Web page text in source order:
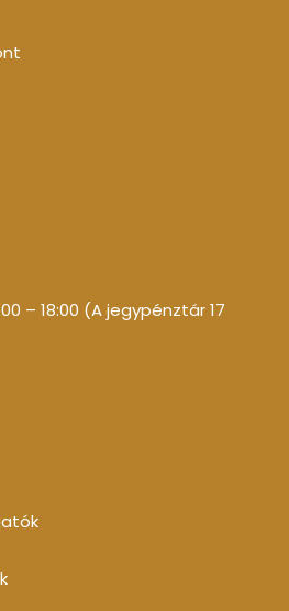
– 18:00 (A jegypénztár 17